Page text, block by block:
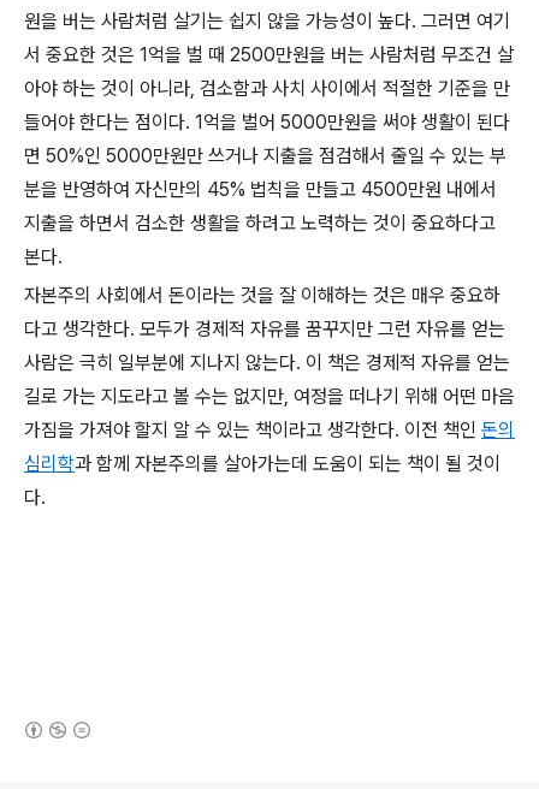
원을 버는 사람처럼 살기는 쉽지 않을 가능성이 높다. 그러면 여기
서 중요한 것은 1억을 벌 때 2500만원을 버는 사람처럼 무조건 살
아야 하는 것이 아니라, 검소함과 사치 사이에서 적절한 기준을 만
들어야 한다는 점이다. 1억을 벌어 5000만원을 써야 생활이 된다
면 50%인 5000만원만 쓰거나 지출을 점검해서 줄일 수 있는 부
분을 반영하여 자신만의 45% 법칙을 만들고 4500만원 내에서
지출을 하면서 검소한 생활을 하려고 노력하는 것이 중요하다고
본다.
자본주의 사회에서 돈이라는 것을 잘 이해하는 것은 매우 중요하
다고 생각한다. 모두가 경제적 자유를 꿈꾸지만 그런 자유를 얻는
사람은 극히 일부분에 지나지 않는다. 이 책은 경제적 자유를 얻는
길로 가는 지도라고 볼 수는 없지만, 여정을 떠나기 위해 어떤 마음
가짐을 가져야 할지 알 수 있는 책이라고 생각한다. 이전 책인 돈의
심리학과 함께 자본주의를 살아가는데 도움이 되는 책이 될 것이
다.